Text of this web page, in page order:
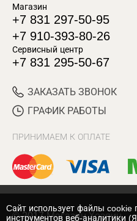
Магазин
+7 831 297-50-95
+7 910-393-80-26
Сервисный центр
+7 831 295-50-67
ЗАКАЗАТЬ ЗВОНОК
ГРАФИК РАБОТЫ
ПРИНИМАЕМ К ОПЛАТЕ
© 2017 Магазин Хозяин
Cайт использует файлы cookie
инструментов веб-аналитики